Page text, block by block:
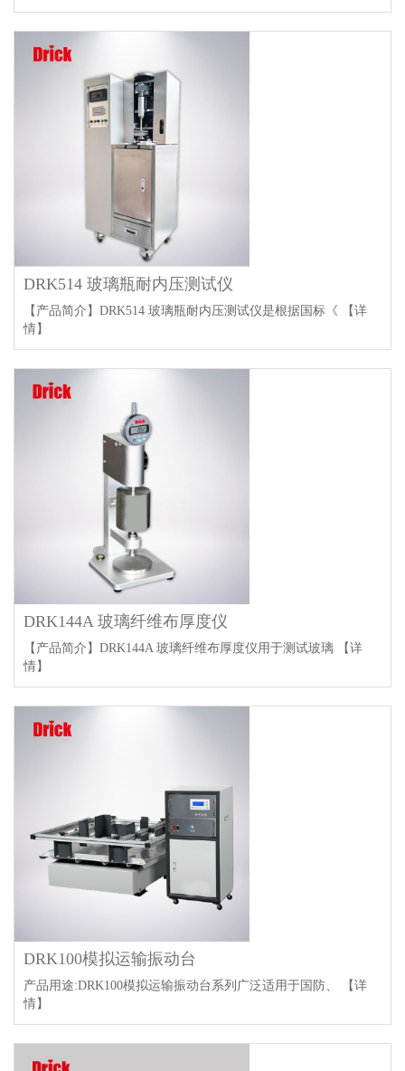
DRK514 玻璃瓶耐内压测试仪
【产品简介】DRK514 玻璃瓶耐内压测试仪是根据国标《
【详
情】
DRK144A 玻璃纤维布厚度仪
【产品简介】DRK144A 玻璃纤维布厚度仪用于测试玻璃
【详
情】
DRK100模拟运输振动台
产品用途:DRK100模拟运输振动台系列广泛适用于国防、
【详
情】